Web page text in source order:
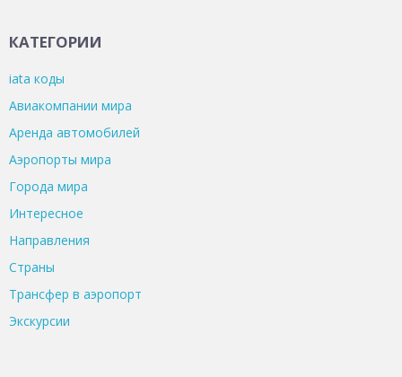
КАТЕГОРИИ
iata коды
Авиакомпании мира
Аренда автомобилей
Аэропорты мира
Города мира
Интересное
Направления
Страны
Трансфер в аэропорт
Экскурсии